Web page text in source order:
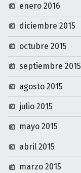
enero 2016
diciembre 2015
octubre 2015
septiembre 2015
agosto 2015
julio 2015
mayo 2015
abril 2015
marzo 2015